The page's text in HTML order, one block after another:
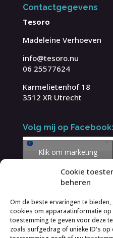
Cookie
beheren
Om de beste ervaringen te
cookies om apparaatinformatie
toestemming te geven voor deze
zoals surfgedrag of unieke ID's op
Contactgegevens
Tesoro
Madeleine Verhoeven
info@tesoro.nu
06 25577624
Karmelietenhof 18
3512 XR Utrecht
Volg mij op Facebook:
Klik om marketing
en deze inhoud in te
schakelen